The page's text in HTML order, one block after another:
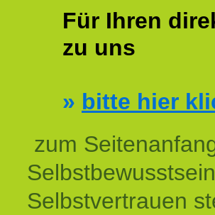
Für Ihren
zu uns
» bitte hier
zum
Selbstvertrauen